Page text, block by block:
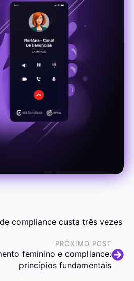
compliance custa três vezes
PRÓXIMO POST
feminino e compliance:
princípios fundamentais